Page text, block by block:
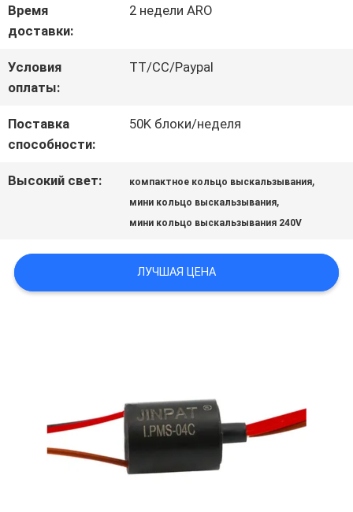
СВЯЖИТЕСЬ
МЫ
СПРОСИТЕ
ЦИТАТУ
САЙТА
Время
доставки:
2 недели ARO
Условия
оплаты:
TT/CC/Paypal
Поставка
способности:
50K блоки/неделя
Высокий свет: компактное кольцо выскальзывания,
мини кольцо выскальзывания,
мини кольцо выскальзывания 240V
ЛУЧШАЯ ЦЕНА